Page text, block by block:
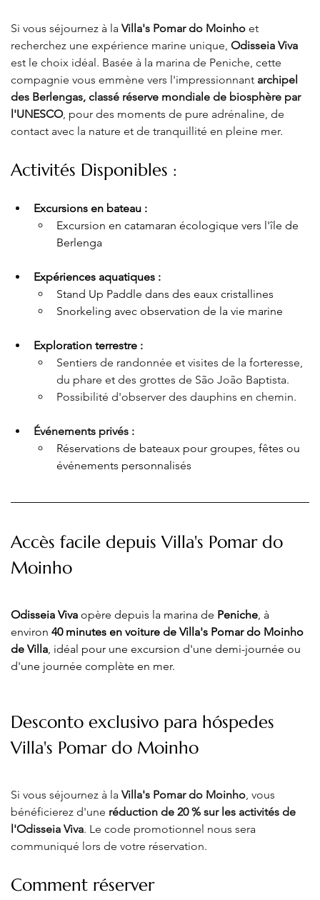
Si vous séjournez à la Villa's Pomar do Moinho et
recherchez une expérience marine unique, Odisseia Viva
est le choix idéal. Basée à la marina de Peniche, cette
compagnie vous emmène vers l'impressionnant archipel
des Berlengas, classé réserve mondiale de biosphère par
l'UNESCO, pour des moments de pure adrénaline, de
contact avec la nature et de tranquillité en pleine mer.
Activités Disponibles :
Excursions en bateau :
Excursion en catamaran écologique vers l'île de
Berlenga
Expériences aquatiques :
Stand Up Paddle dans des eaux cristallines
Snorkeling avec observation de la vie marine
Exploration terrestre :
Sentiers de randonnée et visites de la forteresse,
du phare et des grottes de São João Baptista.
Possibilité d'observer des dauphins en chemin.
Événements privés :
Réservations de bateaux pour groupes, fêtes ou
événements personnalisés
Accès facile depuis Villa's Pomar do
Moinho
Odisseia Viva opère depuis la marina de Peniche, à
environ 40 minutes en voiture de Villa's Pomar do Moinho
de Villa, idéal pour une excursion d'une demi-journée ou
d'une journée complète en mer.
Desconto exclusivo para hóspedes
Villa's Pomar do Moinho
Si vous séjournez à la Villa's Pomar do Moinho, vous
bénéficierez d'une réduction de 20 % sur les activités de
l'Odisseia Viva. Le code promotionnel nous sera
communiqué lors de votre réservation.
Comment réserver